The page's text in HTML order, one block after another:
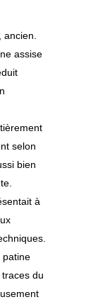
, ancien.
assise
selon
bien
à
patine
du